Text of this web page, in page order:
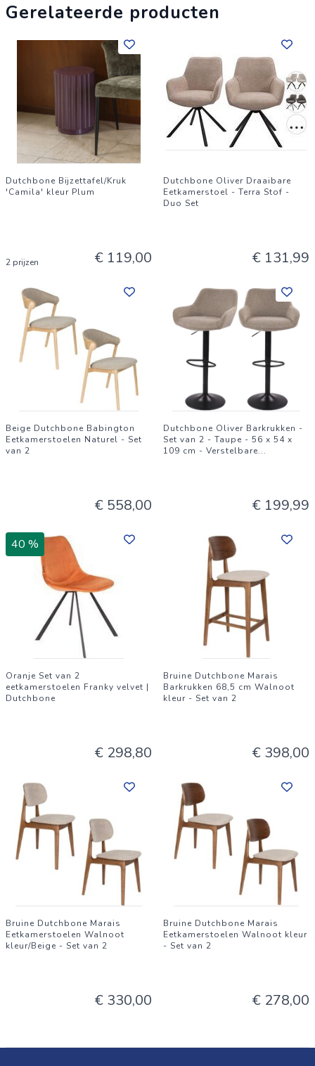
Gerelateerde producten
Dutchbone Bijzettafel/Kruk
'Camila' kleur Plum
2 prijzen € 119,00
Dutchbone Oliver Draaibare
Eetkamerstoel - Terra Stof -
Duo Set
€ 131,99
Beige Dutchbone Babington
Eetkamerstoelen Naturel - Set
van 2
€ 558,00
Dutchbone Oliver Barkrukken -
Set van 2 - Taupe - 56 x 54 x
109 cm - Verstelbare...
€ 199,99
40 %
Oranje Set van 2
eetkamerstoelen Franky velvet |
Dutchbone
€ 298,80
Bruine Dutchbone Marais
Barkrukken 68,5 cm Walnoot
kleur - Set van 2
€ 398,00
Bruine Dutchbone Marais
Eetkamerstoelen Walnoot
kleur/Beige - Set van 2
€ 330,00
Bruine Dutchbone Marais
Eetkamerstoelen Walnoot kleur
- Set van 2
€ 278,00